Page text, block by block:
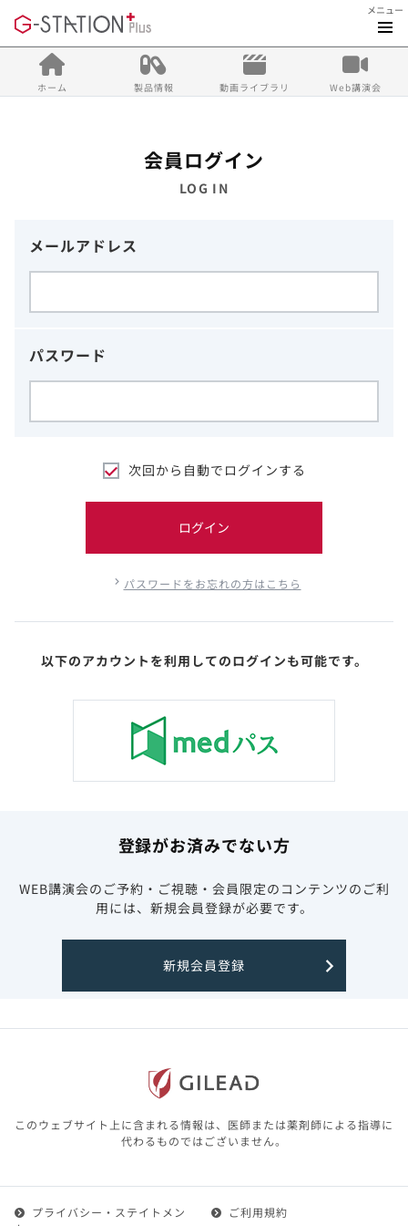
メニュー
ホーム 製品情報 動画ライブラリ Web講演会
会員ログイン
LOG IN
メールアドレス
パスワード
次回から自動でログインする
ログイン
パスワードをお忘れの方はこちら
以下のアカウントを利用してのログインも可能です。
登録がお済みでない方
WEB講演会のご予約・ご視聴・会員限定のコンテンツのご利
用には、新規会員登録が必要です。
新規会員登録
このウェブサイト上に含まれる情報は、医師または薬剤師による指導に
代わるものではございません。
プライバシー・ステイトメン
ご利用規約